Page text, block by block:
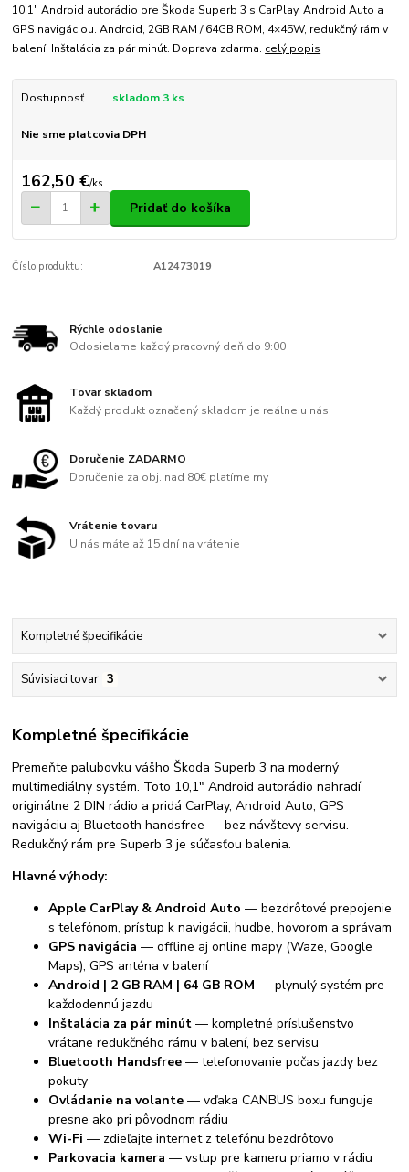
10,1" Android autorádio pre Škoda Superb 3 s CarPlay, Android Auto a
GPS navigáciou. Android, 2GB RAM / 64GB ROM, 4×45W, redukčný rám v
balení. Inštalácia za pár minút. Doprava zdarma. celý popis
Dostupnosť skladom 3 ks
Nie sme platcovia DPH
162,50 €/ks
Pridať do košíka
Číslo produktu: A12473019
Rýchle odoslanie
Odosielame každý pracovný deň do 9:00
Tovar skladom
Každý produkt označený skladom je reálne u nás
Doručenie ZADARMO
Doručenie za obj. nad 80€ platíme my
Vrátenie tovaru
U nás máte až 15 dní na vrátenie
Kompletné špecifikácie
Súvisiaci tovar 3
Kompletné špecifikácie
Premeňte palubovku vášho Škoda Superb 3 na moderný
multimediálny systém. Toto 10,1" Android autorádio nahradí
originálne 2 DIN rádio a pridá CarPlay, Android Auto, GPS
navigáciu aj Bluetooth handsfree — bez návštevy servisu.
Redukčný rám pre Superb 3 je súčasťou balenia.
Hlavné výhody:
Apple CarPlay & Android Auto — bezdrôtové prepojenie
s telefónom, prístup k navigácii, hudbe, hovorom a správam
GPS navigácia — offline aj online mapy (Waze, Google
Maps), GPS anténa v balení
Android | 2 GB RAM | 64 GB ROM — plynulý systém pre
každodennú jazdu
Inštalácia za pár minút — kompletné príslušenstvo
vrátane redukčného rámu v balení, bez servisu
Bluetooth Handsfree — telefonovanie počas jazdy bez
pokuty
Ovládanie na volante — vďaka CANBUS boxu funguje
presne ako pri pôvodnom rádiu
Wi-Fi — zdieľajte internet z telefónu bezdrôtovo
Parkovacia kamera — vstup pre kameru priamo v rádiu